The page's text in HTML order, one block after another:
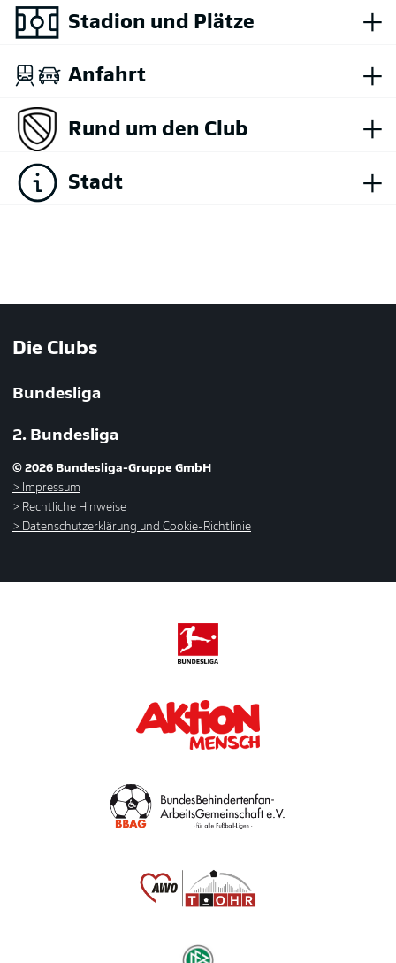
Stadion und Plätze +
Anfahrt +
Rund um den Club +
Stadt +
Die Clubs
Bundesliga
2. Bundesliga
© 2026 Bundesliga-Gruppe GmbH
Impressum
Rechtliche Hinweise
Datenschutzerklärung und Cookie-Richtlinie